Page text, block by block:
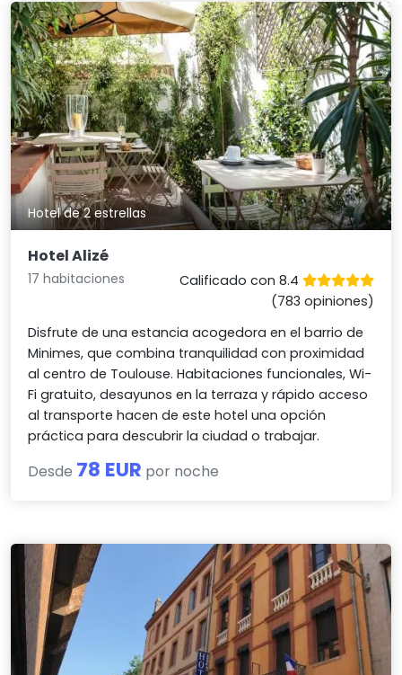
Hotel de 2 estrellas
Hotel Alizé
17 habitaciones
Calificado con 8.4
(783 opiniones)
Disfrute de una estancia acogedora en el barrio de
Minimes, que combina tranquilidad con proximidad
al centro de Toulouse. Habitaciones funcionales, Wi-
Fi gratuito, desayunos en la terraza y rápido acceso
al transporte hacen de este hotel una opción
práctica para descubrir la ciudad o trabajar.
Desde 78 EUR por noche